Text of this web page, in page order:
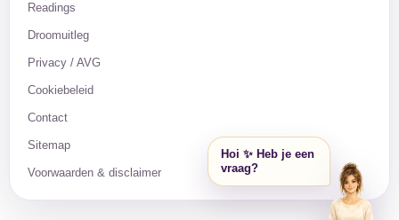
Readings
Droomuitleg
Privacy / AVG
Cookiebeleid
Contact
Sitemap
Voorwaarden & disclaimer
Hoi ✨ Heb je een
vraag?